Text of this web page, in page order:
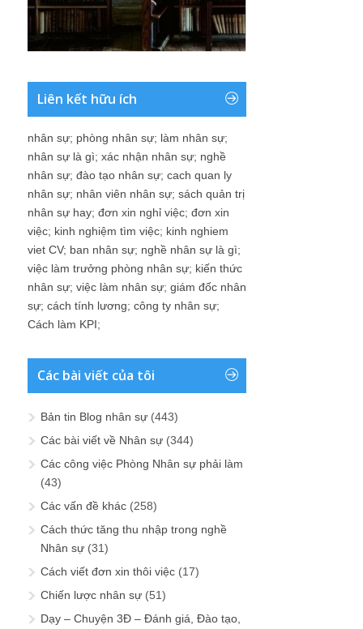
Liên kết hữu ích
nhân sự; phòng nhân sự; làm nhân sự;
nhân sự là gì; xác nhận nhân sự; nghề
nhân sự; đào tạo nhân sự; cach quan ly
nhân sự; nhân viên nhân sự; sách quản trị
nhân sự hay; đơn xin nghỉ việc; đơn xin
việc; kinh nghiệm tìm việc; kinh nghiem
viet CV; ban nhân sự; nghề nhân sự là gì;
việc làm trưởng phòng nhân sự; kiến thức
nhân sự; việc làm nhân sự; giám đốc nhân
sự; cách tính lương; công ty nhân sự;
Cách làm KPI;
Các bài viết của tôi
Bản tin Blog nhân sự (443)
Các bài viết về Nhân sự (344)
Các công việc Phòng Nhân sự phải làm
(43)
Các vấn đề khác (258)
Cách thức tăng thu nhập trong nghề
Nhân sự (31)
Cách viết đơn xin thôi việc (17)
Chiến lược nhân sự (51)
Dạy – Chuyện 3Đ – Đánh giá, Đào tạo,